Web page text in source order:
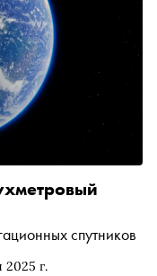
2025 г.
спутников